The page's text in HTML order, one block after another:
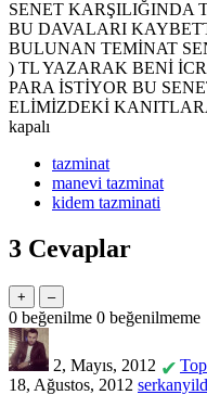
SENET KARŞILIĞINDA
BU DAVALARI
BULUNAN TEMİNAT
) TL YAZARAK BENİ
PARA İSTİYOR BU
ELİMİZDEKİ
kapalı
tazminat
manevi tazminat
kidem tazminati
3 Cevaplar
0 beğenilme 0 beğenilmeme
2, Mayıs, 2012 ✔
18, Ağustos, 2012